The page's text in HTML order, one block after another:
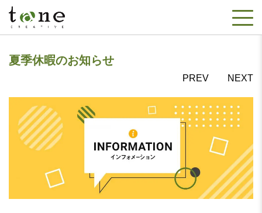
夏季休暇のお知らせ
PREV NEXT